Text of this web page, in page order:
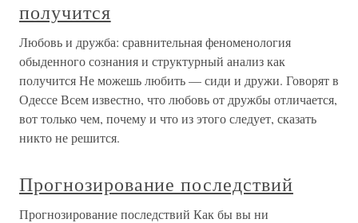
получится
Любовь и дружба: сравнительная феноменология
обыденного сознания и структурный анализ как
получится Не можешь любить — сиди и дружи. Говорят в
Одессе Всем известно, что любовь от дружбы отличается,
вот только чем, почему и что из этого следует, сказать
никто не решится.
Прогнозирование последствий
Прогнозирование последствий Как бы вы ни